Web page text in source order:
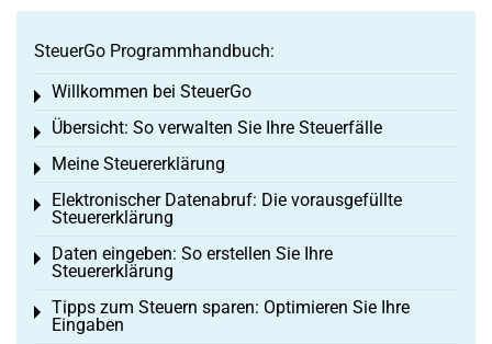
SteuerGo Programmhandbuch:
Willkommen bei SteuerGo
Toggle menu
Übersicht: So verwalten Sie Ihre Steuerfälle
Toggle menu
Meine Steuererklärung
Toggle menu
Elektronischer Datenabruf: Die vorausgefüllte
Steuererklärung
Toggle menu
Daten eingeben: So erstellen Sie Ihre
Steuererklärung
Toggle menu
Tipps zum Steuern sparen: Optimieren Sie Ihre
Eingaben
Toggle menu